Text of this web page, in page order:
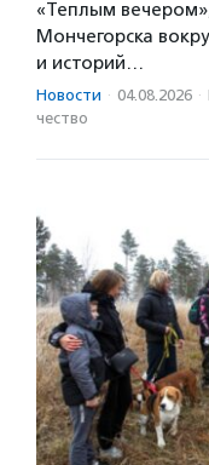
«Теплым
Мончегорска
и историй…
Новости · 04.08.2026 ·
чест­во